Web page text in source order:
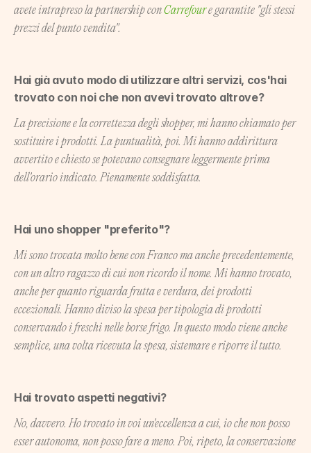
avete intrapreso la partnership con Carrefour e garantite "gli stessi
prezzi del punto vendita".
Hai già avuto modo di utilizzare altri servizi, cos'hai
trovato con noi che non avevi trovato altrove?
La precisione e la correttezza degli shopper, mi hanno chiamato per
sostituire i prodotti. La puntualità, poi. Mi hanno addirittura
avvertito e chiesto se potevano consegnare leggermente prima
dell'orario indicato. Pienamente soddisfatta.
Hai uno shopper "preferito"?
Mi sono trovata molto bene con Franco ma anche precedentemente,
con un altro ragazzo di cui non ricordo il nome. Mi hanno trovato,
anche per quanto riguarda frutta e verdura, dei prodotti
eccezionali. Hanno diviso la spesa per tipologia di prodotti
conservando i freschi nelle borse frigo. In questo modo viene anche
semplice, una volta ricevuta la spesa, sistemare e riporre il tutto.
Hai trovato aspetti negativi?
No, davvero. Ho trovato in voi un'eccellenza a cui, io che non posso
esser autonoma, non posso fare a meno. Poi, ripeto, la conservazione